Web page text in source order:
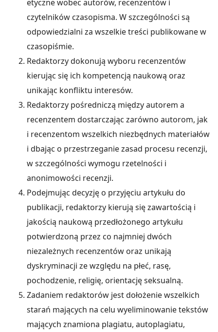
etyczne wobec autorów, recenzentów i
czytelników czasopisma. W szczególności są
odpowiedzialni za wszelkie treści publikowane w
czasopiśmie.
Redaktorzy dokonują wyboru recenzentów
kierując się ich kompetencją naukową oraz
unikając konfliktu interesów.
Redaktorzy pośredniczą między autorem a
recenzentem dostarczając zarówno autorom, jak
i recenzentom wszelkich niezbędnych materiałów
i dbając o przestrzeganie zasad procesu recenzji,
w szczególności wymogu rzetelności i
anonimowości recenzji.
Podejmując decyzję o przyjęciu artykułu do
publikacji, redaktorzy kierują się zawartością i
jakością naukową przedłożonego artykułu
potwierdzoną przez co najmniej dwóch
niezależnych recenzentów oraz unikają
dyskryminacji ze względu na płeć, rasę,
pochodzenie, religię, orientację seksualną.
Zadaniem redaktorów jest dołożenie wszelkich
starań mających na celu wyeliminowanie tekstów
mających znamiona plagiatu, autoplagiatu,